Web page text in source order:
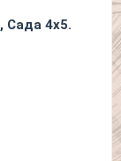
Сада 4х5.